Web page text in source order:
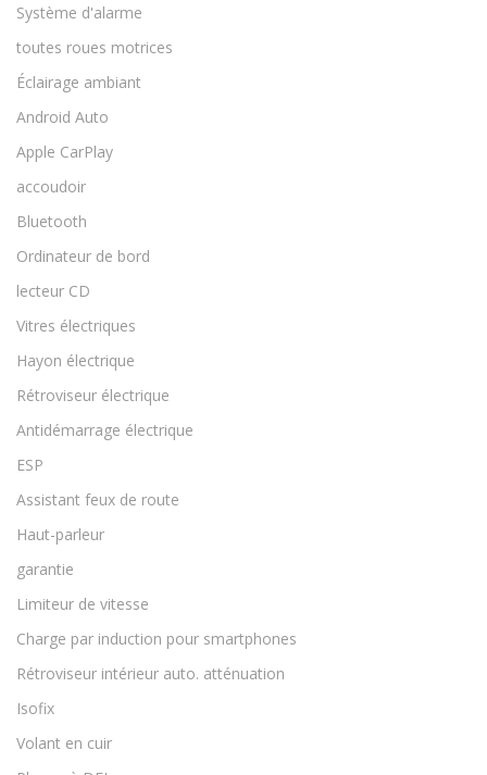
Système d'alarme
toutes roues motrices
Éclairage ambiant
Android Auto
Apple CarPlay
accoudoir
Bluetooth
Ordinateur de bord
lecteur CD
Vitres électriques
Hayon électrique
Rétroviseur électrique
Antidémarrage électrique
ESP
Assistant feux de route
Haut-parleur
garantie
Limiteur de vitesse
Charge par induction pour smartphones
Rétroviseur intérieur auto. atténuation
Isofix
Volant en cuir